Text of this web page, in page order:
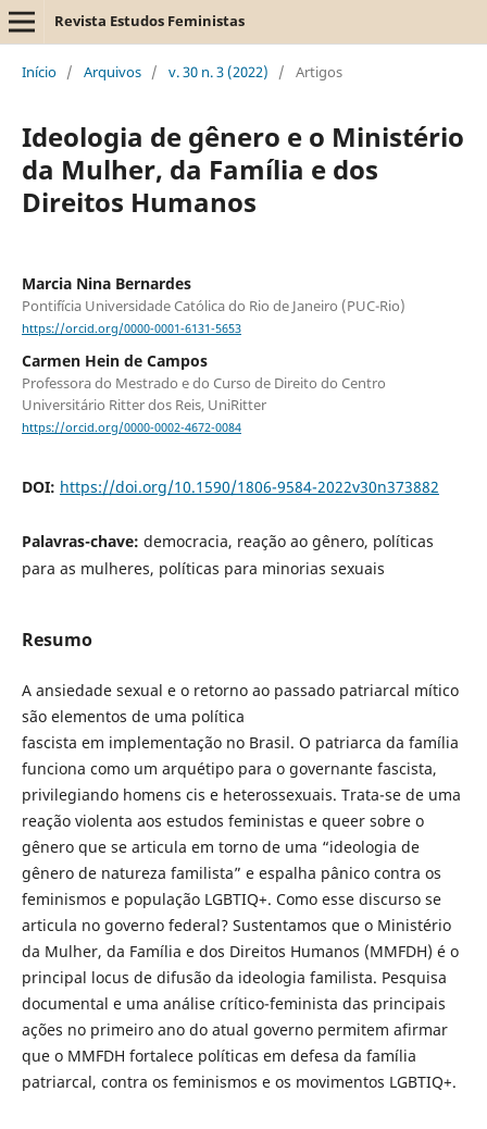
Revista Estudos Feministas
Início / Arquivos / v. 30 n. 3 (2022) / Artigos
Ideologia de gênero e o Ministério
da Mulher, da Família e dos
Direitos Humanos
Marcia Nina Bernardes
Pontifícia Universidade Católica do Rio de Janeiro (PUC-Rio)
https://orcid.org/0000-0001-6131-5653
Carmen Hein de Campos
Professora do Mestrado e do Curso de Direito do Centro
Universitário Ritter dos Reis, UniRitter
https://orcid.org/0000-0002-4672-0084
DOI: https://doi.org/10.1590/1806-9584-2022v30n373882
Palavras-chave: democracia, reação ao gênero, políticas
para as mulheres, políticas para minorias sexuais
Resumo
A ansiedade sexual e o retorno ao passado patriarcal mítico
são elementos de uma política
fascista em implementação no Brasil. O patriarca da família
funciona como um arquétipo para o governante fascista,
privilegiando homens cis e heterossexuais. Trata-se de uma
reação violenta aos estudos feministas e queer sobre o
gênero que se articula em torno de uma “ideologia de
gênero de natureza familista” e espalha pânico contra os
feminismos e população LGBTIQ+. Como esse discurso se
articula no governo federal? Sustentamos que o Ministério
da Mulher, da Família e dos Direitos Humanos (MMFDH) é o
principal locus de difusão da ideologia familista. Pesquisa
documental e uma análise crítico-feminista das principais
ações no primeiro ano do atual governo permitem afirmar
que o MMFDH fortalece políticas em defesa da família
patriarcal, contra os feminismos e os movimentos LGBTIQ+.